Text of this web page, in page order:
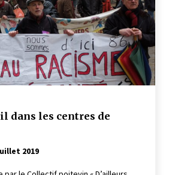
il dans les centres de
2019